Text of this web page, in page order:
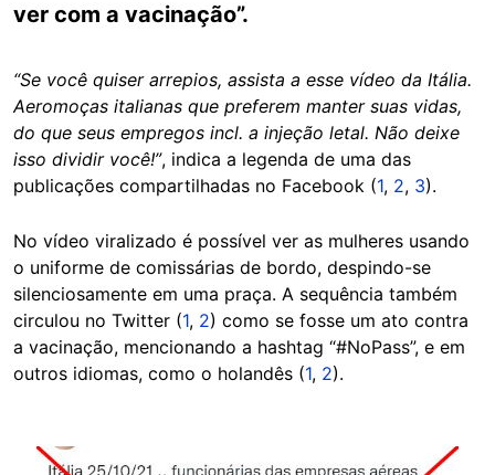
ver com a vacinação”.
“Se você quiser arrepios, assista a esse vídeo da Itália.
Aeromoças italianas que preferem manter suas vidas,
do que seus empregos incl. a injeção letal. Não deixe
isso dividir você!”, indica a legenda de uma das
publicações compartilhadas no Facebook (1, 2, 3).
No vídeo viralizado é possível ver as mulheres usando
o uniforme de comissárias de bordo, despindo-se
silenciosamente em uma praça. A sequência também
circulou no Twitter (1, 2) como se fosse um ato contra
a vacinação, mencionando a hashtag “#NoPass”, e em
outros idiomas, como o holandês (1, 2).
Image